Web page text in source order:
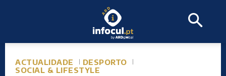
ACTUALIDADE
DESPORTO
SOCIAL & LIFESTYLE